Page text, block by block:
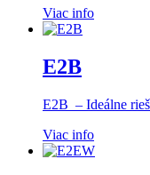
Viac info
E2B
E2B – Ideálne
Viac info